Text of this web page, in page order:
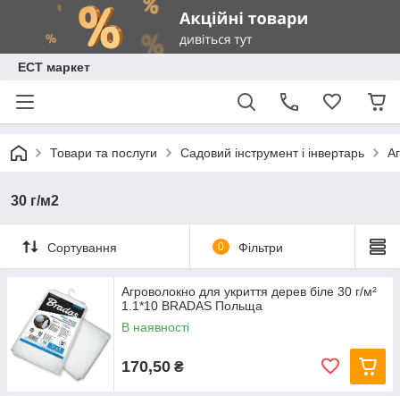
ЕСТ маркет
Товари та послуги Садовий інструмент і інвертарь
30 г/м2
Сортування 0 Фільтри
Агроволокно для укриття дерев біле 30 г/м²
1.1*10 BRADAS Польща
В наявності
170,50 ₴